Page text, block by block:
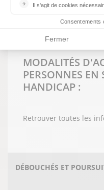
? Il s'agit de cookies
Consentements
Fermer
Présentiel
Selon le référentiel
Epreuves
MODALITÉS
PERSONNES
HANDICAP :
Retrouver toutes les
DÉBOUCHÉS ET